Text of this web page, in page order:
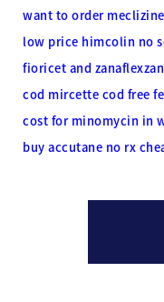
want to order meclizine
low price himcolin no
fioricet and
cod mircette cod free
cost for minomycin in
buy accutane no rx